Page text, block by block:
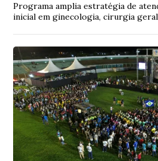
Programa amplia estratégia de
inicial em ginecologia, cirurgia